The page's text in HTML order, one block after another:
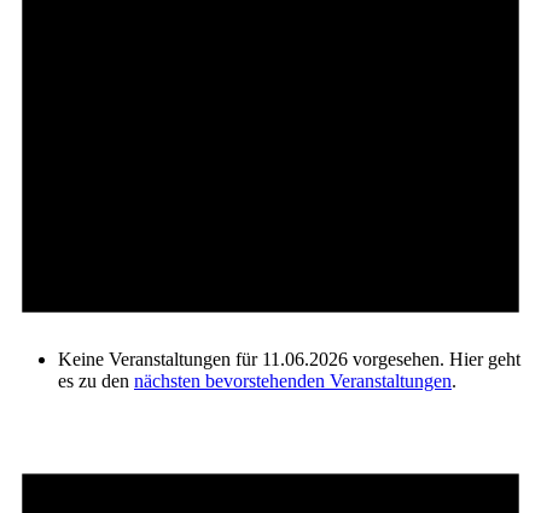
Keine Veranstaltungen für 11.06.2026 vorgesehen. Hier geht
es zu den nächsten bevorstehenden Veranstaltungen.